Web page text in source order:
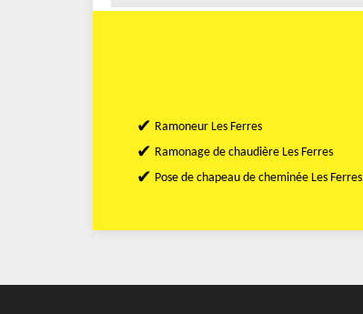
Ramoneur Les Ferres
Ramonage de chaudière Les Ferres
Pose de chapeau de cheminée Les Ferres